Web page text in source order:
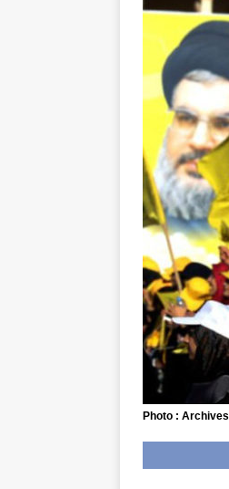
Photo : Archives